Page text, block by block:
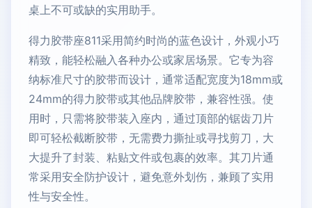
桌上不可或缺的实用助手。
得力胶带座811采用简约时尚的蓝色设计，外观小巧
精致，能轻松融入各种办公或家居场景。它专为容
纳标准尺寸的胶带而设计，通常适配宽度为18mm或
24mm的得力胶带或其他品牌胶带，兼容性强。使
用时，只需将胶带装入座内，通过顶部的锯齿刀片
即可轻松截断胶带，无需费力撕扯或寻找剪刀，大
大提升了封装、粘贴文件或包裹的效率。其刀片通
常采用安全防护设计，避免意外划伤，兼顾了实用
性与安全性。